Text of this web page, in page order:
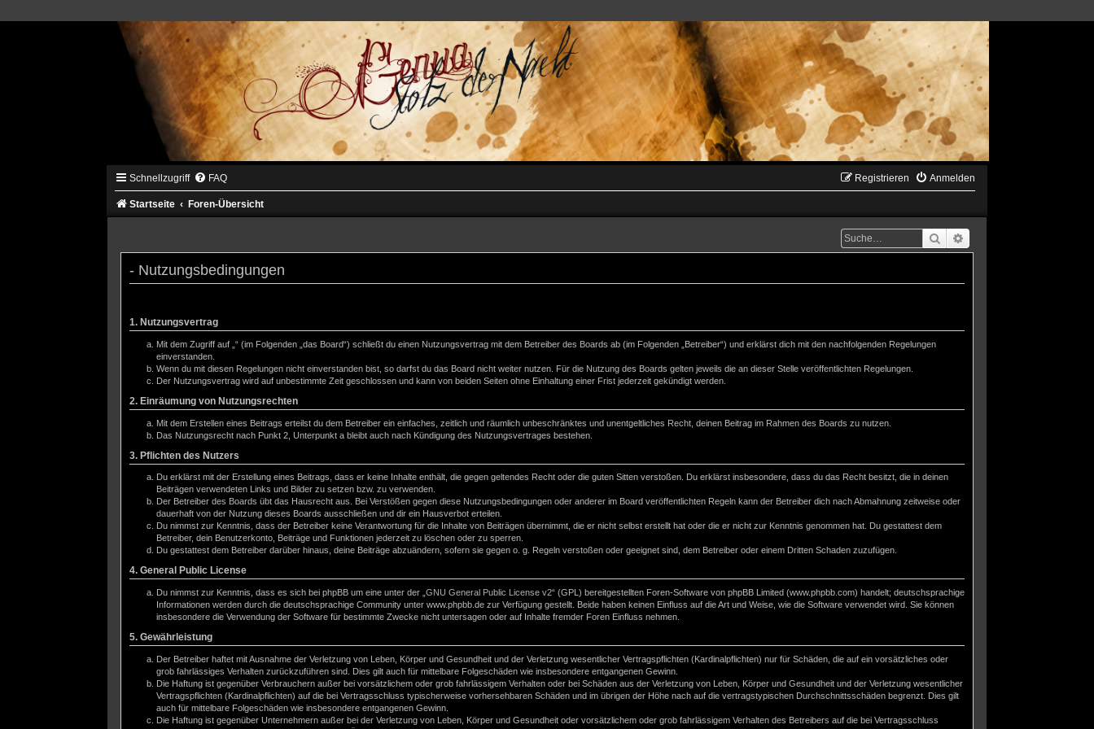
Schnellzugriff FAQ Anmelden
Registrieren
Startseite Foren-Übersicht
Suche
- Nutzungsbedingungen
1. Nutzungsvertrag
Mit dem Zugriff auf „“ (im Folgenden „das Board“) schließt du einen Nutzungsvertrag mit dem Betreiber des Boards ab (im Folgenden „Betreiber“) und erklärst dich mit den nachfolgenden Regelungen
einverstanden.
Wenn du mit diesen Regelungen nicht einverstanden bist, so darfst du das Board nicht weiter nutzen. Für die Nutzung des Boards gelten jeweils die an dieser Stelle veröffentlichten Regelungen.
Der Nutzungsvertrag wird auf unbestimmte Zeit geschlossen und kann von beiden Seiten ohne Einhaltung einer Frist jederzeit gekündigt werden.
2. Einräumung von Nutzungsrechten
Mit dem Erstellen eines Beitrags erteilst du dem Betreiber ein einfaches, zeitlich und räumlich unbeschränktes und unentgeltliches Recht, deinen Beitrag im Rahmen des Boards zu nutzen.
Das Nutzungsrecht nach Punkt 2, Unterpunkt a bleibt auch nach Kündigung des Nutzungsvertrages bestehen.
3. Pflichten des Nutzers
Du erklärst mit der Erstellung eines Beitrags, dass er keine Inhalte enthält, die gegen geltendes Recht oder die guten Sitten verstoßen. Du erklärst insbesondere, dass du das Recht besitzt, die in deinen
Beiträgen verwendeten Links und Bilder zu setzen bzw. zu verwenden.
Der Betreiber des Boards übt das Hausrecht aus. Bei Verstößen gegen diese Nutzungsbedingungen oder anderer im Board veröffentlichten Regeln kann der Betreiber dich nach Abmahnung zeitweise oder
dauerhaft von der Nutzung dieses Boards ausschließen und dir ein Hausverbot erteilen.
Du nimmst zur Kenntnis, dass der Betreiber keine Verantwortung für die Inhalte von Beiträgen übernimmt, die er nicht selbst erstellt hat oder die er nicht zur Kenntnis genommen hat. Du gestattest dem
Betreiber, dein Benutzerkonto, Beiträge und Funktionen jederzeit zu löschen oder zu sperren.
Du gestattest dem Betreiber darüber hinaus, deine Beiträge abzuändern, sofern sie gegen o. g. Regeln verstoßen oder geeignet sind, dem Betreiber oder einem Dritten Schaden zuzufügen.
4. General Public License
Du nimmst zur Kenntnis, dass es sich bei phpBB um eine unter der „ GNU General Public License v2“ (GPL) bereitgestellten Foren-Software von phpBB Limited (www.phpbb.com) handelt; deutschsprachige
Informationen werden durch die deutschsprachige Community unter www.phpbb.de zur Verfügung gestellt. Beide haben keinen Einfluss auf die Art und Weise, wie die Software verwendet wird. Sie können
insbesondere die Verwendung der Software für bestimmte Zwecke nicht untersagen oder auf Inhalte fremder Foren Einfluss nehmen.
5. Gewährleistung
Der Betreiber haftet mit Ausnahme der Verletzung von Leben, Körper und Gesundheit und der Verletzung wesentlicher Vertragspflichten (Kardinalpflichten) nur für Schäden, die auf ein vorsätzliches oder
grob fahrlässiges Verhalten zurückzuführen sind. Dies gilt auch für mittelbare Folgeschäden wie insbesondere entgangenen Gewinn.
Die Haftung ist gegenüber Verbrauchern außer bei vorsätzlichem oder grob fahrlässigem Verhalten oder bei Schäden aus der Verletzung von Leben, Körper und Gesundheit und der Verletzung wesentlicher
Vertragspflichten (Kardinalpflichten) auf die bei Vertragsschluss typischerweise vorhersehbaren Schäden und im übrigen der Höhe nach auf die vertragstypischen Durchschnittsschäden begrenzt. Dies gilt
auch für mittelbare Folgeschäden wie insbesondere entgangenen Gewinn.
Die Haftung ist gegenüber Unternehmern außer bei der Verletzung von Leben, Körper und Gesundheit oder vorsätzlichem oder grob fahrlässigem Verhalten des Betreibers auf die bei Vertragsschluss